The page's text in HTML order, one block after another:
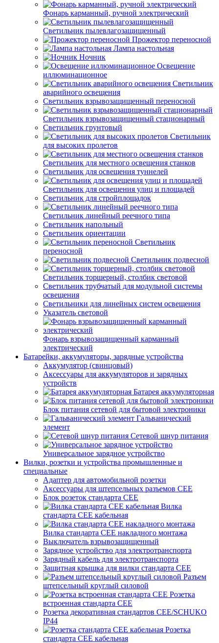
Фонарь карманный, ручной электрический
Светильник пылевлагозащищенный
Прожектор переносной
Лампа настольная
Ночник
Освещение
иллюминационное
Светильник
аварийного освещения
Светильник взрывозащищенный переносной
Светильник взрывозащищенный стационарный
Светильник грунтовый
Светильник
для высоких пролетов
Светильник для местного освещения станков
Светильник для освещения туннелей
Светильник для освещения улиц и площадей
Светильник для стройплощадок
Светильник линейный реечного типа
Светильник напольный
Светильник ориентации
Светильник
переносной
Светильник подвесной
Светильник торшерный, столбик световой
Светильник трубчатый для модульной системы
освещения
Светильники для линейных систем освещения
Указатель световой
Фонарь взрывозащищенный карманный
электрический
Батарейки, аккумуляторы, зарядные устройства
Аккумулятор (свинцовый)
Аксессуары для аккумуляторов и зарядных
устройств
Батарея аккумуляторная
Блок питания сетевой для бытовой электроники
Гальванический
элемент
Сетевой шнур питания
Универсальное зарядное устройство
Вилки, розетки и устройства промышленные и
специальные
Адаптер для автомобильной розетки
Аксессуары для штепсельных разъемов CEE
Блок розеток стандарта CEE
Вилка
стандарта CEE кабельная
Вилка стандарта CEE накладного монтажа
Выключатель взрывозащищенный
Зарядное устройство для электротранспорта
Зарядный кабель для электротранспорта
Защитная крышка для вилки стандарта CEE
Разъем
штепсельный круглый силовой
Розетка
встроенная стандарта CEE
Розетка декоративная стандартов CEE/SCHUKO
IP44
Розетка
стандарта СЕЕ кабельная